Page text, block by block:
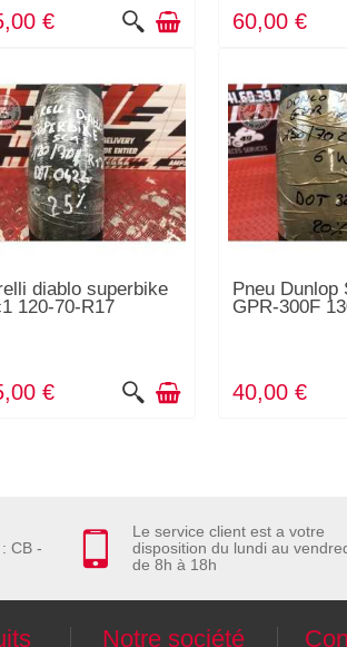
€ 60,00 €
diablo superbike
120-70-R17
€
Pneu Dunlop
GPR-300F
40,00 €
CB -
Le service client est a votre
disposition du lundi au
de 8h à 18h
Notre société